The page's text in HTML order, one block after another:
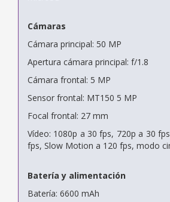
Cámaras
Cámara principal: 50 MP
Apertura cámara principal: f/1.8
Cámara frontal: 5 MP
Sensor frontal: MT150 5 MP
Focal frontal: 27 mm
Vídeo: 1080p a 30 fps, 720p a 30
fps, Slow Motion a 120 fps, modo
Batería y alimentación
Batería: 6600 mAh